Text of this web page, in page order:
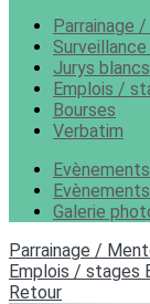
Parrainage
Jurys blancs
Emplois /
Bourses
Verbatim
Galerie
Parrainage /
Emplois / stages
Retour